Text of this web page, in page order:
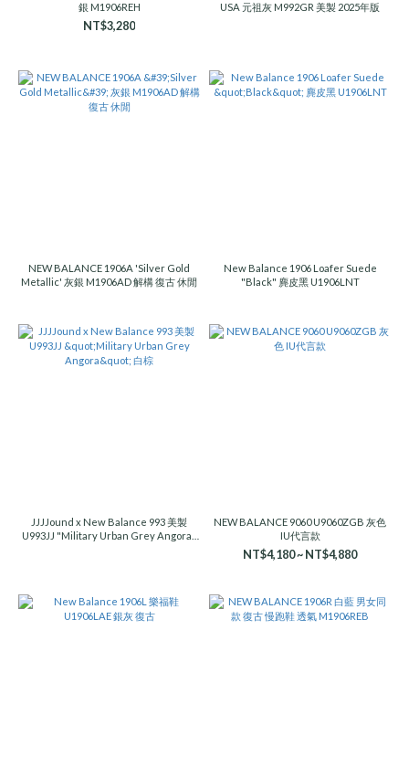
銀 M1906REH
NT$3,280
USA 元祖灰 M992GR 美製 2025年版
NEW BALANCE 1906A 'Silver Gold
Metallic' 灰銀 M1906AD 解構 復古 休閒
New Balance 1906 Loafer Suede
"Black" 麂皮黑 U1906LNT
JJJJound x New Balance 993 美製
U993JJ "Military Urban Grey Angora"
NEW BALANCE 9060 U9060ZGB 灰色
IU代言款
NT$4,180 ~ NT$4,880